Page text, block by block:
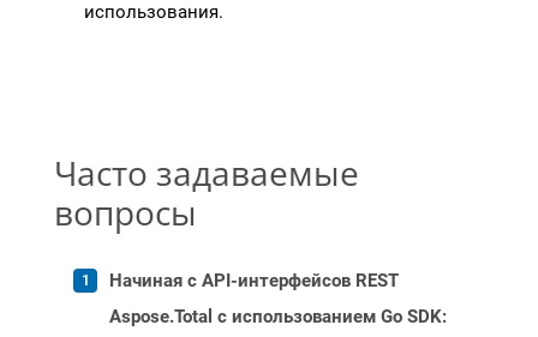
использования.
Часто задаваемые
вопросы
Начиная с API-интерфейсов REST
Aspose.Total с использованием Go SDK: